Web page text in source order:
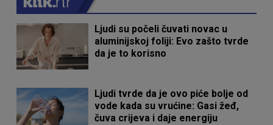
Ljudi su počeli čuvati novac u
aluminijskoj foliji: Evo zašto tvrde
da je to korisno
Ljudi tvrde da je ovo piće bolje od
vode kada su vrućine: Gasi žeđ,
čuva crijeva i daje energiju